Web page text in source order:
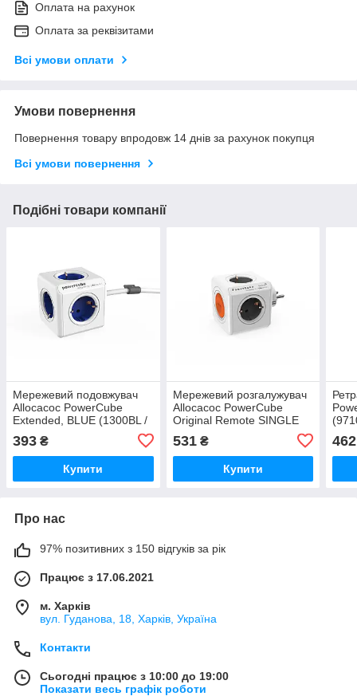
Оплата на рахунок
Оплата за реквізитами
Всі умови оплати
Умови повернення
Повернення товару впродовж 14 днів за рахунок покупця
Всі умови повернення
Подібні товари компанії
Мережевий подовжувач
Allocacoc PowerCube
Extended, BLUE (1300BL /
393 ₴
Купити
Мережевий розгалужувач
Allocacoc PowerCube
Original Remote SINGLE
531₴
Купити
462
Про нас
97% позитивних з 150 відгуків за рік
Працює з 17.06.2021
м. Харків
вул. Гуданова, 18, Харків, Україна
Контакти
Сьогодні працює з 10:00 до 19:00
Показати весь графік роботи